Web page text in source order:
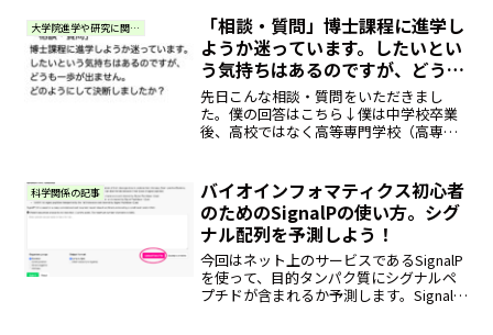
稿、日...
大学院進学や研究に関する質問・相談
「相談・質問」博士課程に進学し
ようか迷っています。したいとい
う気持ちはあるのですが、どうも
一歩が出ません。どのようにして
決断しましたか？
先日こんな相談・質問をいただきまし
た。僕の回答はこちら↓僕は中学校卒業
後、高校ではなく高等専門学校（高専）
す。 僕はその頃、漠然とバイオテクノロ
ジーに興味があり、研究...
科学関係の記事
バイオインフォマティクス初心者
のためのSignalPの使い方。シグ
ナル配列を予測しよう！
今回はネット上のサービスであるSignalP
を使って、目的タンパク質にシグナルペ
プチドが含まれるか予測します。SignalP-